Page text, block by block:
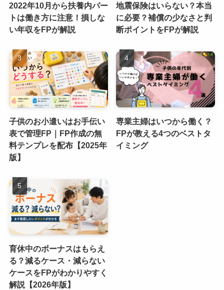
2022年10月から扶養内パー
トは働き方に注意！損しな
い年収をFPが解説
地震保険はいらない？本当
に必要？補償の少なさと判
断ポイントをFPが解説
子供のお小遣いはお手伝い
表で管理FP｜FP作成の無
料テンプレを配布【2025年
版】
専業主婦はいつから働く？
FPが教える4つのベストタ
イミング
育休中のボーナスはもらえ
る？減るケース・減らない
ケースをFPがわかりやすく
解説【2026年版】